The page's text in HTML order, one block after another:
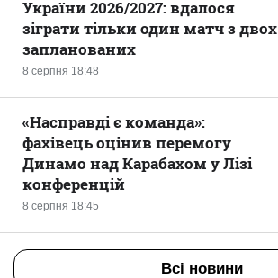
8 серпня 18:48
України 2026/2027: вдалося
зіграти тільки один матч з двох
запланованих
8 серпня 18:45
«Насправді є команда»:
фахівець оцінив перемогу
Динамо над Карабахом у Лізі
конференцій
Всі новини